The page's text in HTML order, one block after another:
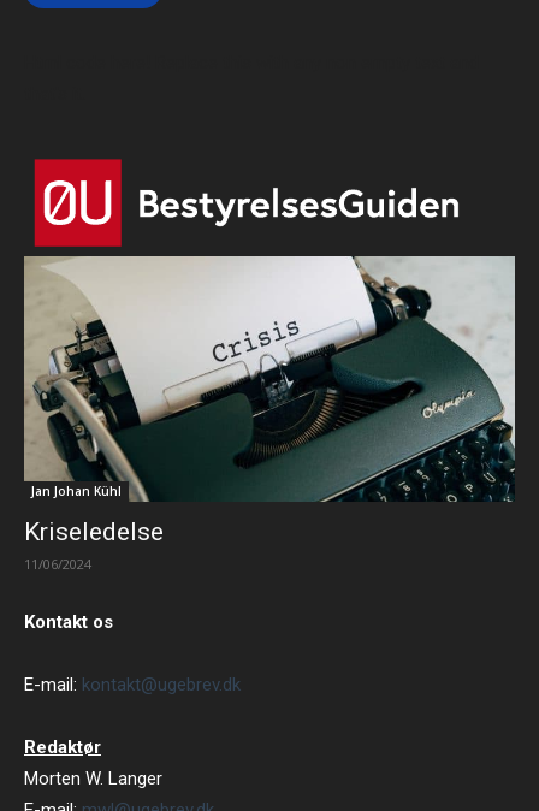
Jan Johan Kühl
Kriseledelse
11/06/2024
Kontakt os
E-mail: kontakt@ugebrev.dk
Redaktør
Morten W. Langer